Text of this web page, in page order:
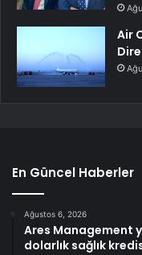
Air
En Güncel Haberler
Ağustos 6, 2026
Ares Management
dolarlık sağlık